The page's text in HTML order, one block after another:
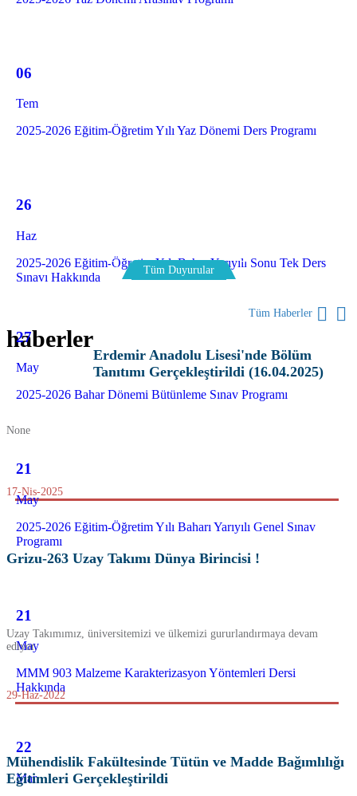
06
Tem
2025-2026 Eğitim-Öğretim Yılı Yaz Dönemi Ders Programı
26
Haz
2025-2026 Eğitim-Öğretim Yılı Bahar Yarıyılı Sonu Tek Ders
Sınavı Hakkında
27
May
2025-2026 Bahar Dönemi Bütünleme Sınav Programı
21
May
2025-2026 Eğitim-Öğretim Yılı Baharı Yarıyılı Genel Sınav
Programı
21
May
MMM 903 Malzeme Karakterizasyon Yöntemleri Dersi
Hakkında
22
Mar
Tüm Duyurular
haberler
Tüm Haberler
Erdemir Anadolu Lisesi'nde Bölüm
Tanıtımı Gerçekleştirildi (16.04.2025)
None
17-Nis-2025
Grizu-263 Uzay Takımı Dünya Birincisi !
Uzay Takımımız, üniversitemizi ve ülkemizi gururlandırmaya devam
ediyor.
29-Haz-2022
Mühendislik Fakültesinde Tütün ve Madde Bağımlılığı
Eğitimleri Gerçekleştirildi